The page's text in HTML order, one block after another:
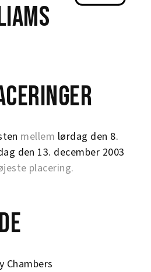
mellem lørdag den 8.
den 13. december 2003
placering.
Chambers